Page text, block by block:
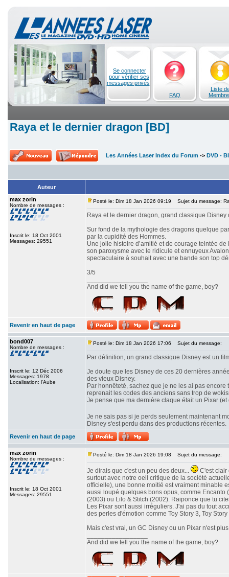
Se connecter
pour vérifier ses
messages privés
FAQ
Liste
Raya et le dernier dragon [BD]
Les Années Laser Index du Forum -> DVD -
Auteur
max zorin
Nombre de messages :
Inscrit le: 18 Oct 2001
Messages: 29551
Posté le: Dim 18 Jan 2026 09:19 Sujet du message:
Raya et le dernier dragon, grand classique
Sur fond de la mythologie des dragons quelque
par la cupidité des Hommes.
Une jolie histoire d’amitié et de courage teintée
son paroxysme avec le ridicule et ennuyeux
spectaculaire à souhait avec une bande son top
3/5
And did we tell you the name of the game, boy?
Revenir en haut de page
bond007
Nombre de messages :
Inscrit le: 12 Déc 2006
Messages: 1978
Localisation: l'Aube
Posté le: Dim 18 Jan 2026 17:06 Sujet du message:
Par définition, un grand classique Disney est un
Je doute que les Disney de ces 20 dernières
des vieux Disney.
Par honnêteté, sachez que je ne les ai pas
reprenait les codes des anciens sans trop de
Je pense que ma dernière claque était un Pixar
Je ne sais pas si je perds seulement maintenant
Disney s'est perdu dans des productions récentes.
Revenir en haut de page
max zorin
Nombre de messages :
Inscrit le: 18 Oct 2001
Messages: 29551
Posté le: Dim 18 Jan 2026 19:08 Sujet du message:
Je dirais que c'est un peu des deux...
C'est clair
surtout avec notre oeil critique de la société
officielle), une bonne moitié est vraiment minable
aussi loupé quelques bons opus, comme
(2003) ou Lilo & Stitch (2002). Raiponce que tu
Les Pixar sont aussi irréguliers. J'ai pas du tout
des perles d'émotion comme Toy Story 3, Toy
Mais c'est vrai, un GC Disney ou un Pixar n'est
And did we tell you the name of the game, boy?